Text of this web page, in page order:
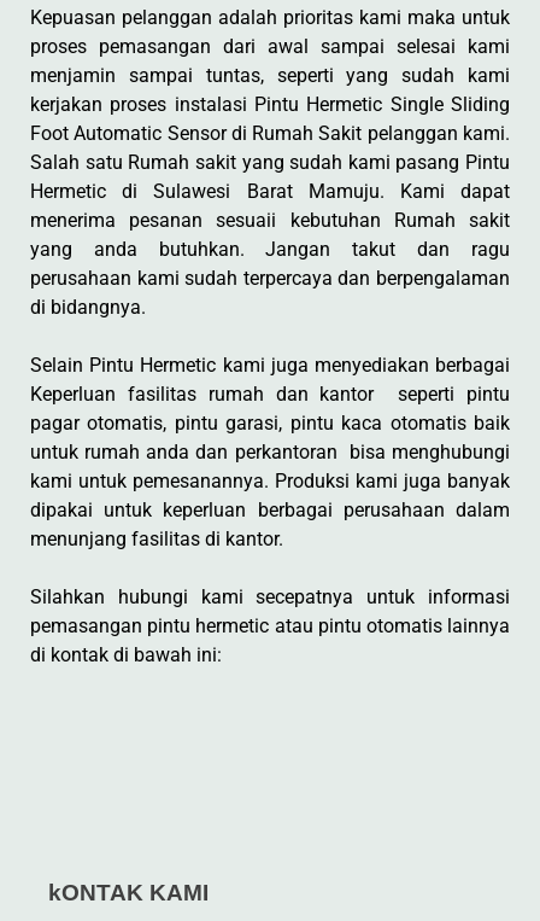
Kepuasan pelanggan adalah prioritas kami maka untuk
proses pemasangan dari awal sampai selesai kami
menjamin sampai tuntas, seperti yang sudah kami
kerjakan proses instalasi Pintu Hermetic Single Sliding
Foot Automatic Sensor di Rumah Sakit pelanggan kami.
Salah satu Rumah sakit yang sudah kami pasang Pintu
Hermetic di Sulawesi Barat Mamuju. Kami dapat
menerima pesanan sesuaii kebutuhan Rumah sakit
yang anda butuhkan. Jangan takut dan ragu
perusahaan kami sudah terpercaya dan berpengalaman
di bidangnya.
Selain Pintu Hermetic kami juga menyediakan berbagai
Keperluan fasilitas rumah dan kantor seperti pintu
pagar otomatis, pintu garasi, pintu kaca otomatis baik
untuk rumah anda dan perkantoran bisa menghubungi
kami untuk pemesanannya. Produksi kami juga banyak
dipakai untuk keperluan berbagai perusahaan dalam
menunjang fasilitas di kantor.
Silahkan hubungi kami secepatnya untuk informasi
pemasangan pintu hermetic atau pintu otomatis lainnya
di kontak di bawah ini:
kONTAK KAMI